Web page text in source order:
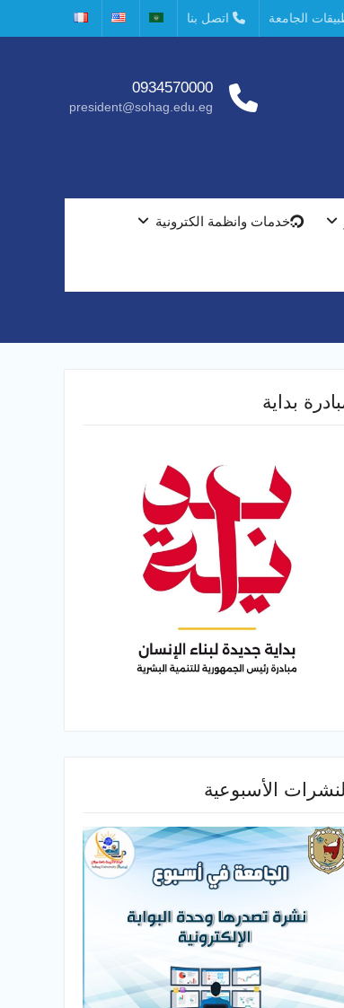
الجامعة اتصل بنا
0934570000
president@sohag.edu.eg
خدمات وانظمة الكترونية
بداية
النشرات الأسبوعية